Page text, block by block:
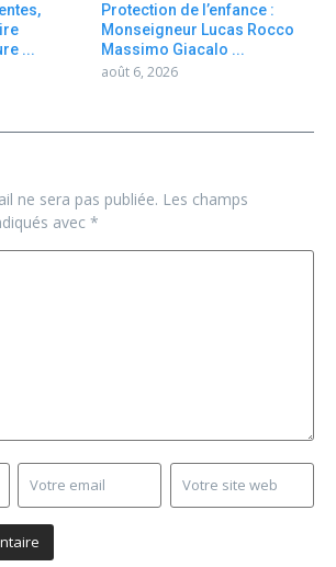
...
Protection de l’enfance :
Monseigneur Lucas Rocco
Massimo Giacalo ...
août 6, 2026
ne sera pas publiée. Les champs
avec *